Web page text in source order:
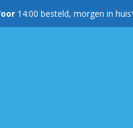
14:00 besteld, morgen in